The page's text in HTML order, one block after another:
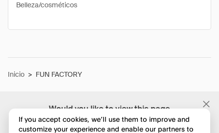
Would you like to view this page
in English?
Belleza/cosméticos
Inicio > FUN FACTORY
If you accept cookies, we’ll use them to improve and
customize your experience and enable our partners to